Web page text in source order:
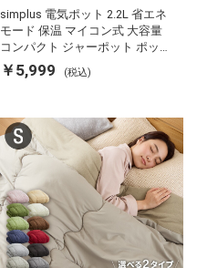
simplus 電気ポット 2.2L 省エネ
モード 保温 マイコン式 大容量
コンパクト ジャーポット ポット
カルキ抜き 空焚き防止 温度調節
軽量 SP-PD22 シンプラス
￥5,999 (税込)